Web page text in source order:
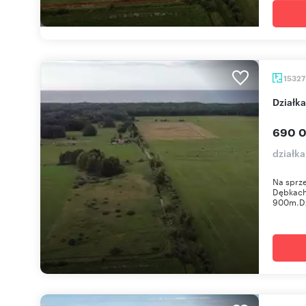
15327
690
Na